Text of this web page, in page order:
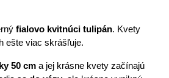
fialovo kvitnúci tulipán. Kvety
ešte viac skrášľuje.
50 cm a jej krásne kvety začínajú